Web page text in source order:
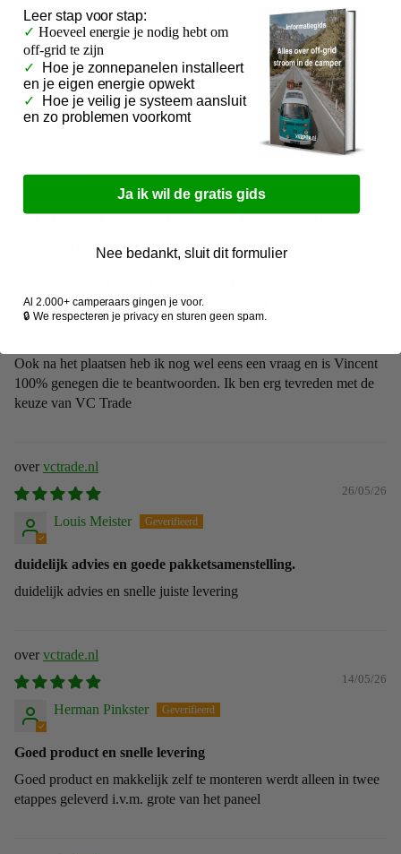
alles goed opgestuurd en daarna gemakkelijk om
alles goed opgestuurd en daarna gemakkelijk om alles te
installeren
vctrade.nl
30/05/26
Peter
Van dromerige wens naar, ontzorgd, volledig offgrid
Ik had een dromerige wens wat ik graag aan stroomvoorziening
in de camper wilde. Na een kort app contact kon ik langs komen
wensen te realiseren, maar dat hele gedeelte heeft Vincent mij
volledig uit handen genomen. Uiteindelijk heeft Vincent op
Ook na het plaatsen heb ik nog wel eens een vraag en is Vincent
100% genegen die te beantwoorden. Ik ben erg tevreden met de
keuze van VC Trade
vctrade.nl
26/05/26
Louis Meister
duidelijk advies en goede pakketsamenstelling.
duidelijk advies en snelle juiste levering
vctrade.nl
14/05/26
Herman Pinkster
Goed product en snelle levering
Goed product en makkelijk zelf te monteren werdt alleen in twee
etappes geleverd i.v.m. grote van het paneel
Leer stap voor stap:
✓ Hoeveel energie je nodig hebt om
off-grid te zijn
✓
Hoe je zonnepanelen installeert
en je eigen energie opwekt
✓
Hoe je veilig je systeem aansluit
en zo problemen voorkomt
Ja ik wil de gratis gids
Nee bedankt, sluit dit formulier
Al 2.000+ camperaars gingen je voor.
🔒 We respecteren je privacy en sturen geen spam.